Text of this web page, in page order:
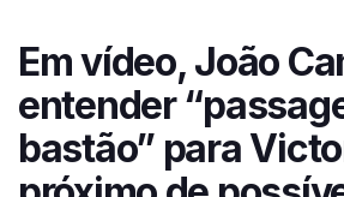
Em vídeo, João
entender
bastão” para